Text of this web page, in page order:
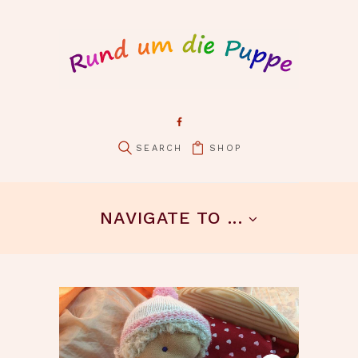
SHOP
NAVIGATE TO ...